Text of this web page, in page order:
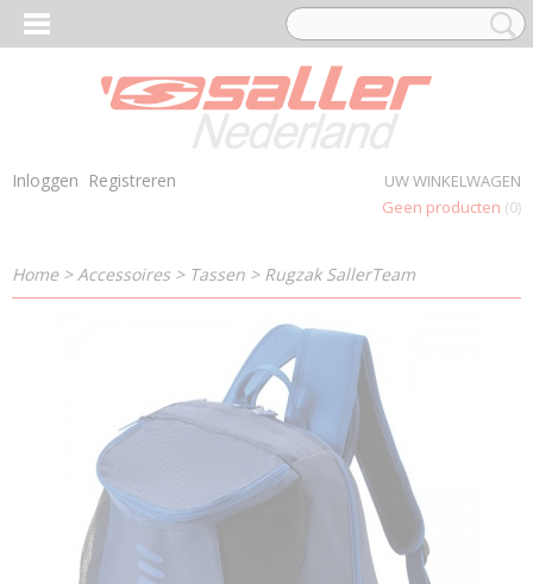
Inloggen Registreren
UW WINKELWAGEN
Geen producten (0)
Home> Accessoires > Tassen > Rugzak SallerTeam